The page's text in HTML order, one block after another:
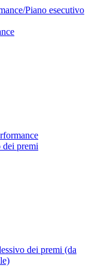
Piano esecutivo
dei premi
dei premi (da